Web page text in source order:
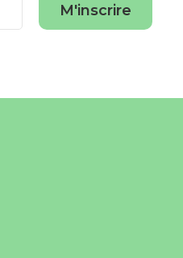
M'inscrire